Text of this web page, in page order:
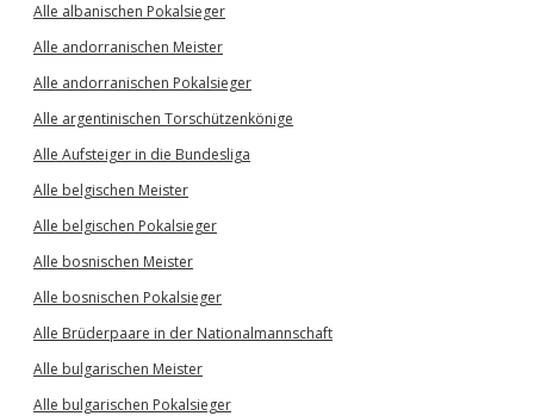
Alle albanischen Pokalsieger
Alle andorranischen Meister
Alle andorranischen Pokalsieger
Alle argentinischen Torschützenkönige
Alle Aufsteiger in die Bundesliga
Alle belgischen Meister
Alle belgischen Pokalsieger
Alle bosnischen Meister
Alle bosnischen Pokalsieger
Alle Brüderpaare in der Nationalmannschaft
Alle bulgarischen Meister
Alle bulgarischen Pokalsieger